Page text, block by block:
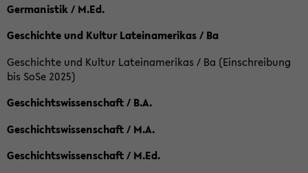
Germanistik / M.Ed.
Geschichte und Kultur Lateinamerikas / Ba
Geschichte und Kultur Lateinamerikas / Ba (Einschreibung
bis SoSe 2025)
Geschichtswissenschaft / B.A.
Geschichtswissenschaft / M.A.
Geschichtswissenschaft / M.Ed.